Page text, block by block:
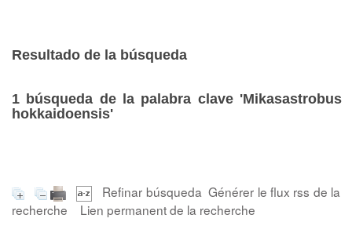
Resultado de la búsqueda
1 búsqueda de la palabra clave 'Mikasastrobus
hokkaidoensis'
Refinar búsqueda Générer le flux rss de la
recherche
Lien permanent de la recherche